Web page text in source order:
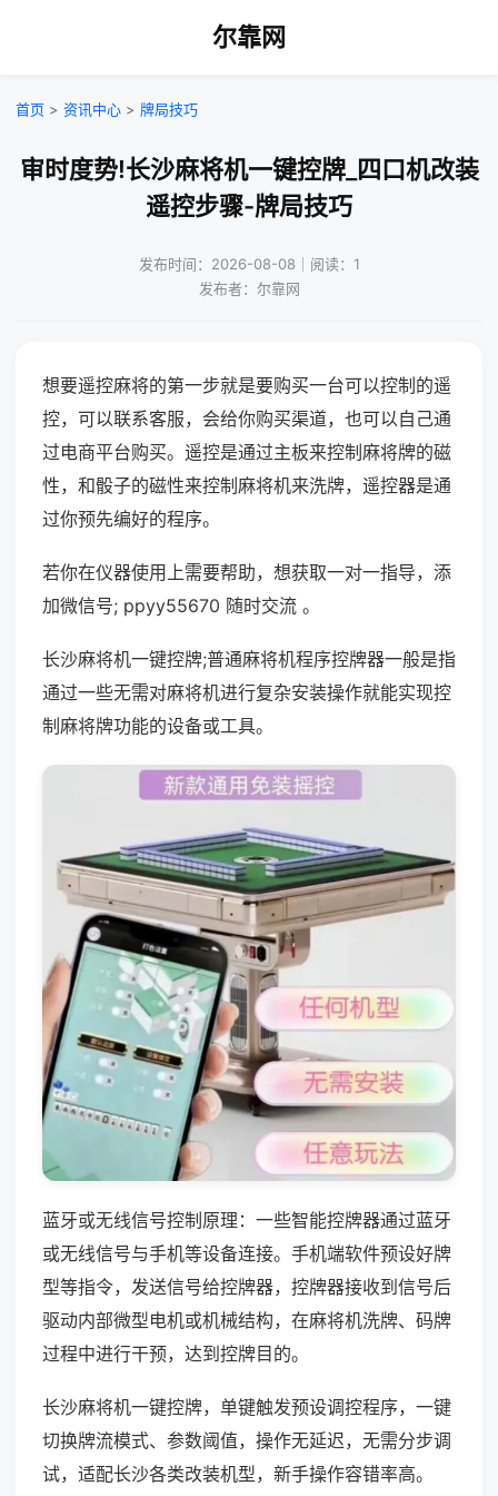
尔靠网
首页 > 资讯中心 > 牌局技巧
审时度势!长沙麻将机一键控牌_四口机改装
遥控步骤-牌局技巧
发布时间：2026-08-08｜阅读：1
发布者：尔靠网
想要遥控麻将的第一步就是要购买一台可以控制的遥
控，可以联系客服，会给你购买渠道，也可以自己通
过电商平台购买。遥控是通过主板来控制麻将牌的磁
性，和骰子的磁性来控制麻将机来洗牌，遥控器是通
过你预先编好的程序。
若你在仪器使用上需要帮助，想获取一对一指导，添
加微信号; ppyy55670 随时交流 。
长沙麻将机一键控牌;普通麻将机程序控牌器一般是指
通过一些无需对麻将机进行复杂安装操作就能实现控
制麻将牌功能的设备或工具。
蓝牙或无线信号控制原理：一些智能控牌器通过蓝牙
或无线信号与手机等设备连接。手机端软件预设好牌
型等指令，发送信号给控牌器，控牌器接收到信号后
驱动内部微型电机或机械结构，在麻将机洗牌、码牌
过程中进行干预，达到控牌目的。
长沙麻将机一键控牌，单键触发预设调控程序，一键
切换牌流模式、参数阈值，操作无延迟，无需分步调
试，适配长沙各类改装机型，新手操作容错率高。